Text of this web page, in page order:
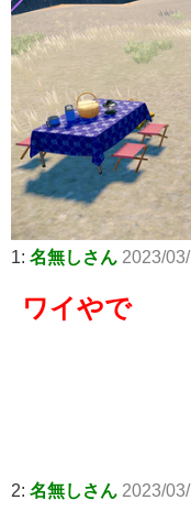
1: 名無しさん 2023/
ワイやで
2: 名無しさん 2023/